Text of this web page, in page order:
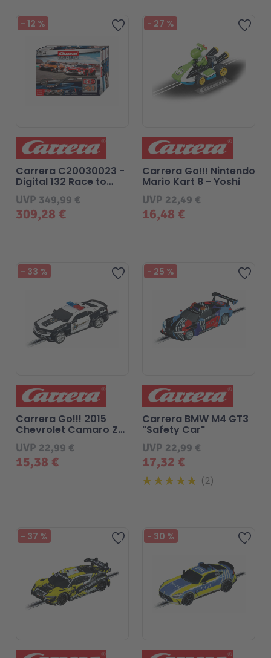
Zur Wunschliste hinzufügen
- 12 %
309,28 €
UVP349,99 €
Carrera C20030023 -
Digital 132 Race to
Victory
Zur
- 27 %
16,48 €
UVP22,49 €
Carrera Go!!! Nintendo
Mario Kart 8 - Yoshi
Zur Wunschliste hinzufügen
- 33 %
15,38 €
UVP22,99 €
Carrera Go!!! 2015
Chevrolet Camaro ZL1
"Sheriff"
Zur
- 25 %
17,32 €
UVP22,99 €
Carrera BMW M4 GT3
"Safety Car"
2
Zur Wunschliste hinzufügen
- 37 % Zur
- 30 %